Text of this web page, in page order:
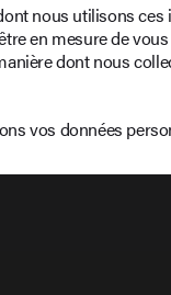
nous utilisons
en mesure de
dont nous
vos données